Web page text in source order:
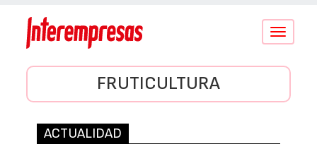
Conmutar
FRUTICULTURA
ACTUALIDAD